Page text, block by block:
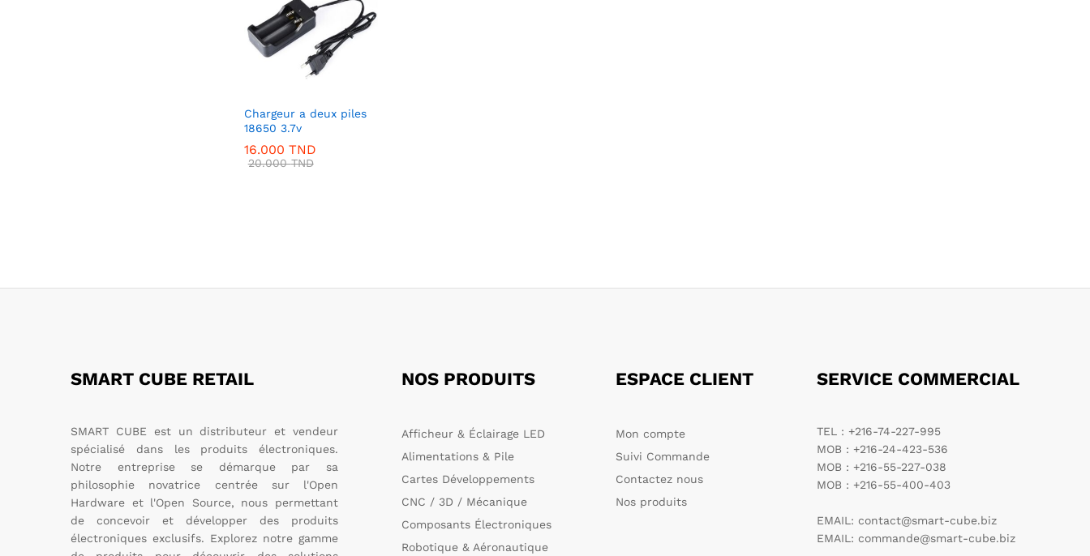
Chargeur a deux piles
18650 3.7v
16.000 TND
20.000TND
SMART CUBE RETAIL
SMART CUBE est un distributeur et vendeur
spécialisé dans les produits électroniques.
Notre entreprise se démarque par sa
philosophie novatrice centrée sur l'Open
Hardware et l'Open Source, nous permettant
de concevoir et développer des produits
électroniques exclusifs. Explorez notre gamme
NOS PRODUITS
Afficheur & Éclairage LED
Alimentations & Pile
Cartes Développements
CNC / 3D / Mécanique
Composants Électroniques
Robotique & Aéronautique
ESPACE CLIENT
Mon compte
Suivi Commande
Contactez nous
Nos produits
SERVICE COMMERCIAL
TEL : +216-74-227-995
MOB : +216-24-423-536
MOB : +216-55-227-038
MOB : +216-55-400-403
EMAIL: contact@smart-cube.biz
EMAIL: commande@smart-cube.biz